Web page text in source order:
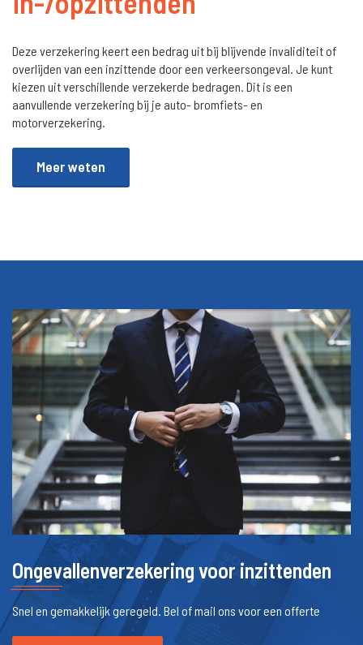
Over ons
Contact
Deze verzekering keert een bedrag uit bij blijvende invaliditeit of
overlijden van een inzittende door een verkeersongeval. Je kunt
kiezen uit verschillende verzekerde bedragen. Dit is een
aanvullende verzekering bij je auto- bromfiets- en
motorverzekering.
Meer weten
Ongevallenverzekering voor inzittenden
Snel en gemakkelijk geregeld. Bel of mail ons voor een offerte